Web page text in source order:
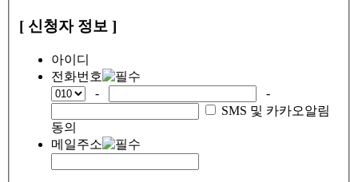
[ 신청자 정보 ]
아이디
전화번호
-
-
SMS 및 카카오알림
동의
메일주소